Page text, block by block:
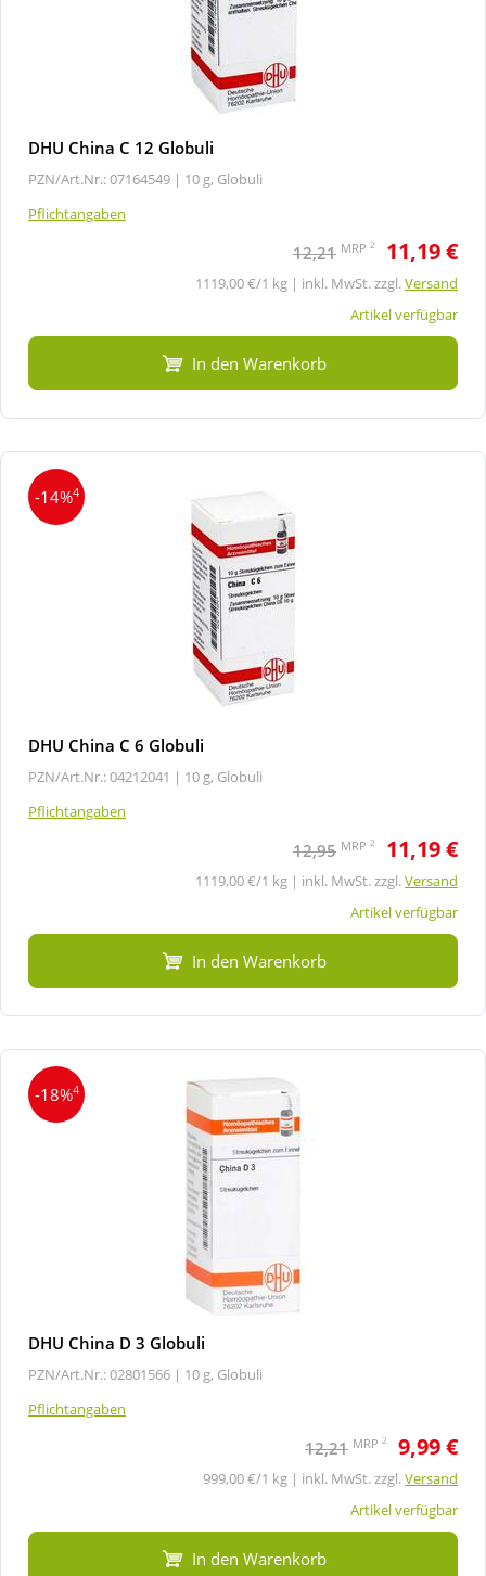
DHU China C 12 Globuli
PZN/Art.Nr.: 07164549 | 10 g, Globuli
Pflichtangaben
12,21 MRP 2 11,19 €
1119,00 €/1 kg | inkl. MwSt. zzgl.Versand
Artikel verfügbar
In den Warenkorb
-14%4
DHU China C 6 Globuli
PZN/Art.Nr.: 04212041 | 10 g, Globuli
Pflichtangaben
12,95 MRP 2 11,19 €
1119,00 €/1 kg | inkl. MwSt. zzgl.Versand
Artikel verfügbar
In den Warenkorb
-18%4
DHU China D 3 Globuli
PZN/Art.Nr.: 02801566 | 10 g, Globuli
Pflichtangaben
12,21 MRP 2 9,99 €
999,00 €/1 kg | inkl. MwSt. zzgl.Versand
Artikel verfügbar
In den Warenkorb